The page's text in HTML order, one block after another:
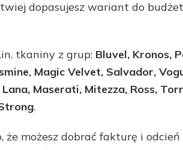
dopasujesz wariant do
tkaniny z grup: Bluvel, Kronos,
Magic Velvet, Salvador,
Lana, Maserati, Mitezza, Ross,
.
możesz dobrać fakturę i